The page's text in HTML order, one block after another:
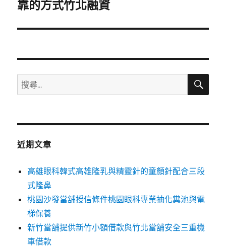
一
文
靠的方式竹北融資
搜
尋
鍵
搜
近期文章
高雄眼科韓式高雄隆乳與精靈針的童顏針配合三段
式隆鼻
桃園沙發當舖授信條件桃園眼科專業抽化糞池與電
梯保養
新竹當舖提供新竹小額借款與竹北當舖安全三重機
車借款